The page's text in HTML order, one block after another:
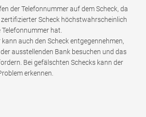
der Telefonnummer auf dem Scheck, da
Scheck höchstwahrscheinlich
hat.
kann auch den Scheck entgegennehmen,
ausstellenden Bank besuchen und das
Bei gefälschten Schecks kann der
erkennen.